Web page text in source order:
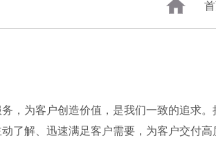
为客户创造价值，是我们一致的追求。
了解、迅速满足客户需要，为客户交付